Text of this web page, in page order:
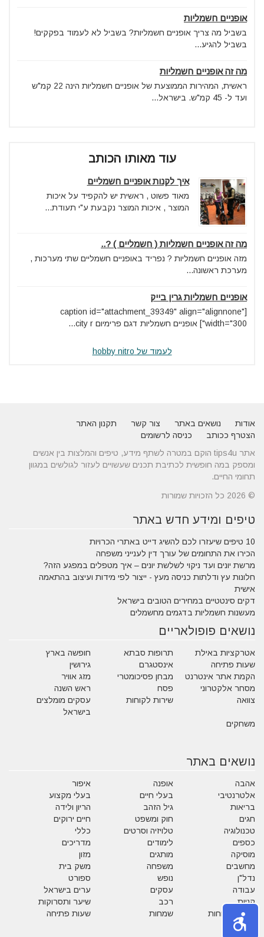
אופניים חשמליות
בשביל מה צריך אופניים חשמליות? בשביל לא לעמוד בפקקים!
בשביל להגיע...
מה זה אופניים חשמליות
ראשית, המהירות הממוצעת של אופניים חשמליות הינה 22 קמ"ש
ועד ל- 45 קמ"ש. בישראל...
עוד מאותו הכותב
איך לקנות אופניים חשמליים
מאוד פשוט , ראשית יש להקפיד על איכות
המוצר , איכות המוצר נקבעת ע"י תעודת...
מה זה אופניים חשמליות ( חשמליים ) ?..
מזה אופניים חשמליות ? נפריד באופניים חשמליים שתי מערכות ,
מערכת ראשונה...
אופניים חשמליות גרין בייק
[caption id="attachment_39349" align="alignnone"
width="300"] אופניים חשמליות דגם פרימיום city r...
לעמוד של hobby nitro
אודות נושאים באתר צור קשר
תקנון האתר
הצטרף ככותב
כניסה לרשומים
אתר tips4u הוקם במטרה לשתף מידע, טיפים והמלצות בין אנשים
ומספק במה חופשית לכתיבת תכנים שעשויים לעזור לגולשים במגוון
תחומי החיים.
© 2026 כל הזכויות שמורות
טיפים ומידע חדש באתר
10 טיפים שיעזרו לכם להשיג דייט באתרי הכרויות
הכירו את התחומים של עורך דין לענייני משפחה
מרשת יונים ועד ניקוי לשלשת יונים – איך מטפלים במפגע הזה?
חלונות עץ ודלתות כניסה מעץ - ייצור לפי מידות ועיצוב בהתאמה
אישית
דקים סינטטיים במחירים הטובים בישראל
מעשנות חשמליות בדגמים מחשמלים
נושאים פופולאריים
אטרקציות באילת תרופות סבתא
חופשה בארץ
שעות פתיחה
אינסטגרם
גירושין
הקמת אתר אינטרנט
מבחן פסיכומטרי
מזג אוויר
מסחר אלקטרוני
פסח
ראש השנה
צוואה
שירות לקוחות
עסקים מומלצים
בישראל
משחקים
נושאים באתר
אהבה אופנה
איפור
אלטרנטיבי
בעלי חיים
בעלי מקצוע
בריאות
גיל הזהב
הריון ולידה
חגים
חוק ומשפט
חיים ירוקים
טכנולוגיה
טלויזיה וסרטים
כללי
כספים
לימודים
מדריכים
מוסיקה
מותגים
מזון
מחשבים
משפחה
משק בית
נדל"ן
נופש
ספורט
עבודה
עסקים
ערים בישראל
קניות
רכב
שיער ותסרוקות
שירות לקוחות
שמחות
שעות פתיחה
תזונה